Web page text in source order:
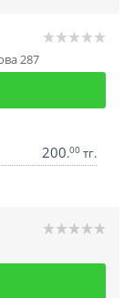
287
200.00 тг.